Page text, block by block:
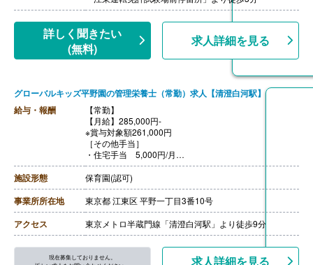
【退職金】あり
詳しく聞きたい
(無料)
求人詳細を見る
グローバルキッズ平野園の管理栄養士（常勤）求人【清澄白河駅】
給与・報酬
【常勤】
【月給】285,000円-
※賞与対象額261,000円
［その他手当］
・住宅手当 5,000円/月
※寮・借り上げ住宅を利用されない方のみ
・子ども手当 5,000円/月※支給条件あり
【賞与】年2回（計2.00ヶ月分）※2025年度実績（6月・
12月）
一時金 ※2025年度実績（3月）
※年度末に配属園ごとの補助金残額を精算支
給。支給額は勤務実績や評価等に応じて変動。
【昇給】年1回（4月）※2025年度実績
施設形態 保育園(認可)
事業所所在地 東京都 江東区 平野一丁目3番10号
アクセス 東京メトロ半蔵門線「清澄白河駅」より徒歩9分
現在募集しておりません。
求人詳細を見る